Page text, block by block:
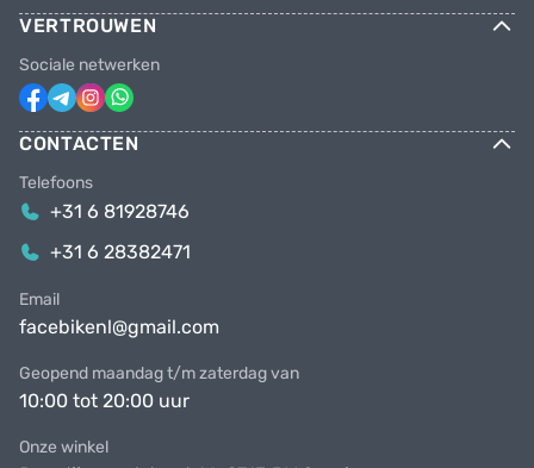
VERTROUWEN
Sociale netwerken
CONTACTEN
Telefoons
+31 6 81928746
+31 6 28382471
Email
facebikenl@gmail.com
Geopend maandag t/m zaterdag van
10:00 tot 20:00 uur
Onze winkel